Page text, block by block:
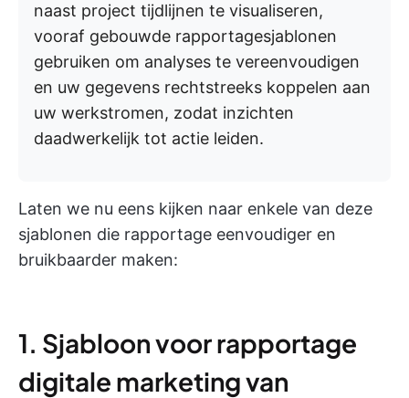
naast project tijdlijnen te visualiseren,
vooraf gebouwde rapportagesjablonen
gebruiken om analyses te vereenvoudigen
en uw gegevens rechtstreeks koppelen aan
uw werkstromen, zodat inzichten
daadwerkelijk tot actie leiden.
Laten we nu eens kijken naar enkele van deze
sjablonen die rapportage eenvoudiger en
bruikbaarder maken:
1. Sjabloon voor rapportage
digitale marketing van